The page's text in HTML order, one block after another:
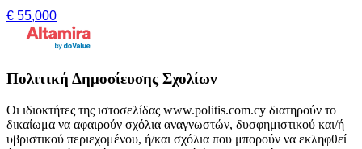
€ 55,000
Πολιτική Δημοσίευσης Σχολίων
Οι ιδιοκτήτες της ιστοσελίδας www.politis.com.cy διατηρούν το
δικαίωμα να αφαιρούν σχόλια αναγνωστών, δυσφημιστικού και/ή
υβριστικού περιεχομένου, ή/και σχόλια που μπορούν να εκληφθεί